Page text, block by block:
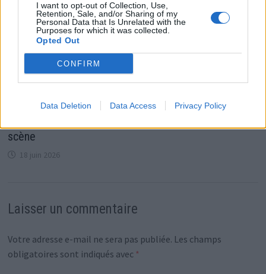
I want to opt-out of Collection, Use,
Retention, Sale, and/or Sharing of my
Personal Data that Is Unrelated with the
Purposes for which it was collected.
Opted Out
CONFIRM
Data Deletion Data Access Privacy Policy
scène
18 juin 2026
Laisser un commentaire
Votre adresse e-mail ne sera pas publiée. Les champs
obligatoires sont indiqués avec *